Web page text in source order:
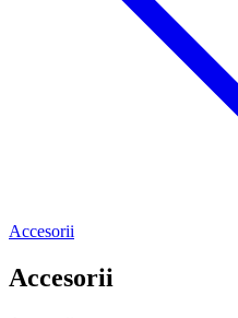
Accesorii
Accesorii